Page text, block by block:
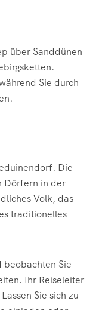
über Sanddünen
Sie durch
Die
Dörfern in der
Volk, das
traditionelles
beobachten Sie
Ihr Reiseleiter
Sie sich zu